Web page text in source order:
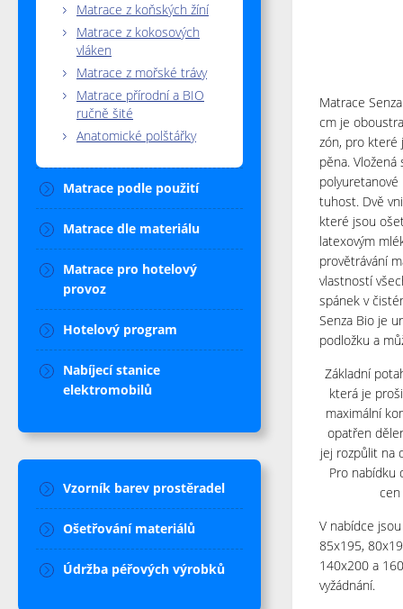
Matrace
cm je
zón, pro které
pěna.
tuhost. Dvě
které jsou
latexovým
provětrávání
vlastností
spánek v
Senza Bio je
podložku a
Základní
která je
maximální
opatřen
jej rozpůlit na
Pro nabídku
V nabídce
85x195,
140x200 a
vyžádnání.
Matrace z koňských žíní
Matrace z kokosových
vláken
Matrace z mořské trávy
Matrace přírodní a BIO
ručně šité
Anatomické polštářky
Matrace podle použití
Matrace dle materiálu
Matrace pro hotelový
provoz
Hotelový program
Nabíjecí stanice
elektromobilů
Vzorník barev prostěradel
Ošetřování materiálů
Údržba péřových výrobků